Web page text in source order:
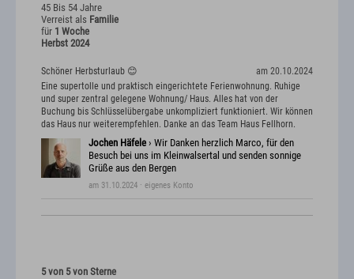
45 Bis 54 Jahre
Verreist als Familie
für 1 Woche
Herbst 2024
am 20.10.2024
Schöner Herbsturlaub 😊
Eine supertolle und praktisch eingerichtete Ferienwohnung. Ruhige
und super zentral gelegene Wohnung/ Haus. Alles hat von der
Buchung bis Schlüsselübergabe unkompliziert funktioniert. Wir können
das Haus nur weiterempfehlen. Danke an das Team Haus Fellhorn.
Jochen Häfele › Wir Danken herzlich Marco, für den
Besuch bei uns im Kleinwalsertal und senden sonnige
Grüße aus den Bergen
am 31.10.2024 · eigenes Konto
5 von 5 von Sterne